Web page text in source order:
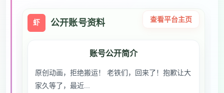
虾 公开账号资料 查看平台主页
账号公开简介
原创动画，拒绝搬运！ 老铁们，回来了！抱歉让大
家久等了，最近...